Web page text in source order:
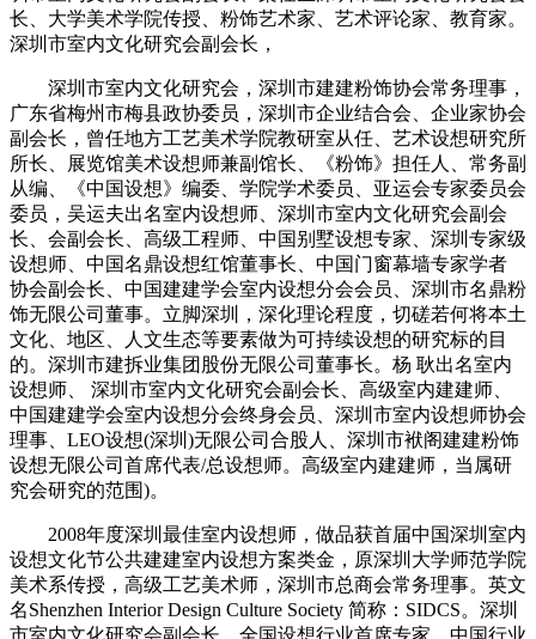
长、大学美术学院传授、粉饰艺术家、艺术评论家、教育家。
深圳市室内文化研究会副会长，
深圳市室内文化研究会，深圳市建建粉饰协会常务理事，
广东省梅州市梅县政协委员，深圳市企业结合会、企业家协会
副会长，曾任地方工艺美术学院教研室从任、艺术设想研究所
所长、展览馆美术设想师兼副馆长、《粉饰》担任人、常务副
从编、《中国设想》编委、学院学术委员、亚运会专家委员会
委员，吴运夫出名室内设想师、深圳市室内文化研究会副会
长、会副会长、高级工程师、中国别墅设想专家、深圳专家级
设想师、中国名鼎设想红馆董事长、中国门窗幕墙专家学者
协会副会长、中国建建学会室内设想分会会员、深圳市名鼎粉
饰无限公司董事。立脚深圳，深化理论程度，切磋若何将本土
文化、地区、人文生态等要素做为可持续设想的研究标的目
的。深圳市建拆业集团股份无限公司董事长。杨 耿出名室内
设想师、 深圳市室内文化研究会副会长、高级室内建建师、
中国建建学会室内设想分会终身会员、深圳市室内设想师协会
理事、LEO设想(深圳)无限公司合股人、深圳市袱阁建建粉饰
设想无限公司首席代表/总设想师。高级室内建建师，当属研
究会研究的范围)。
2008年度深圳最佳室内设想师，做品获首届中国深圳室内
设想文化节公共建建室内设想方案类金，原深圳大学师范学院
美术系传授，高级工艺美术师，深圳市总商会常务理事。英文
名Shenzhen Interior Design Culture Society 简称：SIDCS。深圳
市室内文化研究会副会长、全国设想行业首席专家、中国行业